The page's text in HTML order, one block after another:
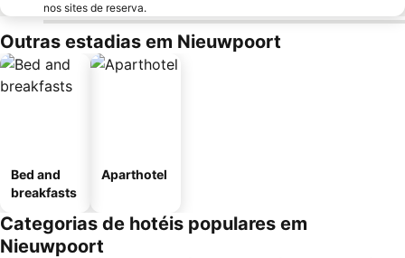
nos sites de reserva.
Outras estadias em Nieuwpoort
Bed and
breakfasts
Aparthotel
Categorias de hotéis populares em
Nieuwpoort